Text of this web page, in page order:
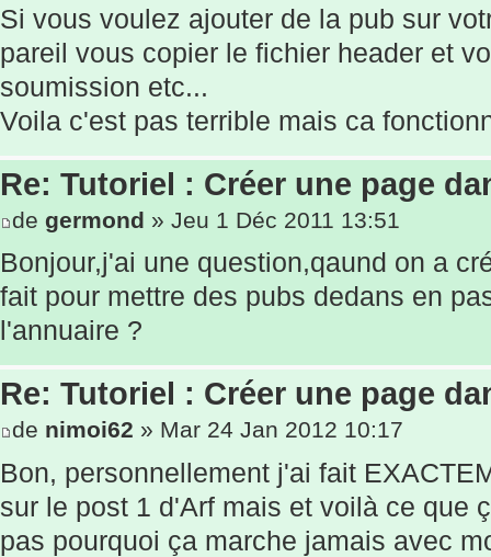
Si vous voulez ajouter de la pub sur
pareil vous copier le fichier header et
soumission etc...
Voila c'est pas terrible mais ca
Re: Tutoriel : Créer une page
de germond » Jeu 1 Déc 2011 13:51
Bonjour,j'ai une question,qaund on a
fait pour mettre des pubs dedans en
l'annuaire ?
Re: Tutoriel : Créer une page
de nimoi62 » Mar 24 Jan 2012 10:17
Bon, personnellement j'ai fait
sur le post 1 d'Arf mais et voilà ce que
pas pourquoi ça marche jamais avec